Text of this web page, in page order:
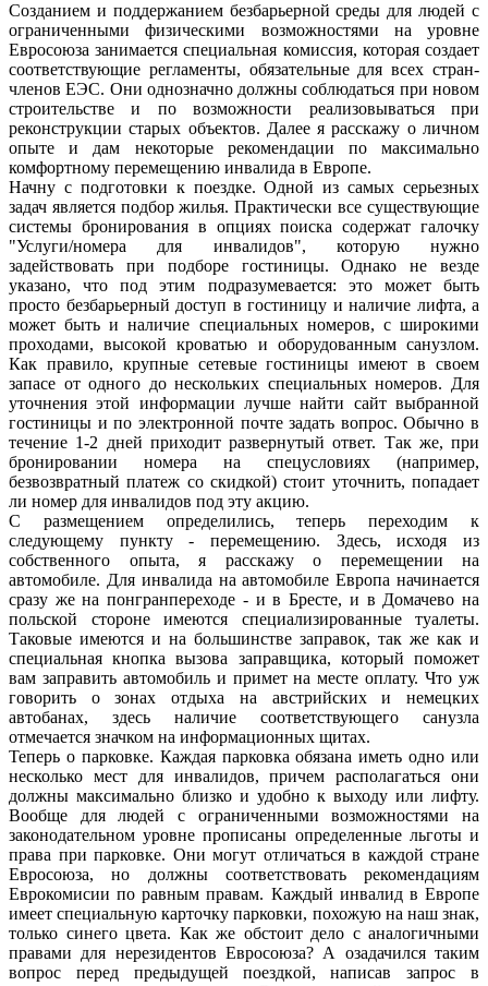
Созданием и поддержанием безбарьерной среды для людей с
ограниченными физическими возможностями на уровне
Евросоюза занимается специальная комиссия, которая создает
соответствующие регламенты, обязательные для всех стран-
членов ЕЭС. Они однозначно должны соблюдаться при новом
строительстве и по возможности реализовываться при
реконструкции старых объектов. Далее я расскажу о личном
опыте и дам некоторые рекомендации по максимально
комфортному перемещению инвалида в Европе.
Начну с подготовки к поездке. Одной из самых серьезных
задач является подбор жилья. Практически все существующие
системы бронирования в опциях поиска содержат галочку
"Услуги/номера для инвалидов", которую нужно
задействовать при подборе гостиницы. Однако не везде
указано, что под этим подразумевается: это может быть
просто безбарьерный доступ в гостиницу и наличие лифта, а
может быть и наличие специальных номеров, с широкими
проходами, высокой кроватью и оборудованным санузлом.
Как правило, крупные сетевые гостиницы имеют в своем
запасе от одного до нескольких специальных номеров. Для
уточнения этой информации лучше найти сайт выбранной
гостиницы и по электронной почте задать вопрос. Обычно в
течение 1-2 дней приходит развернутый ответ. Так же, при
бронировании номера на спецусловиях (например,
безвозвратный платеж со скидкой) стоит уточнить, попадает
ли номер для инвалидов под эту акцию.
С размещением определились, теперь переходим к
следующему пункту - перемещению. Здесь, исходя из
собственного опыта, я расскажу о перемещении на
автомобиле. Для инвалида на автомобиле Европа начинается
сразу же на понгранпереходе - и в Бресте, и в Домачево на
польской стороне имеются специализированные туалеты.
Таковые имеются и на большинстве заправок, так же как и
специальная кнопка вызова заправщика, который поможет
вам заправить автомобиль и примет на месте оплату. Что уж
говорить о зонах отдыха на австрийских и немецких
автобанах, здесь наличие соответствующего санузла
отмечается значком на информационных щитах.
Теперь о парковке. Каждая парковка обязана иметь одно или
несколько мест для инвалидов, причем располагаться они
должны максимально близко и удобно к выходу или лифту.
Вообще для людей с ограниченными возможностями на
законодательном уровне прописаны определенные льготы и
права при парковке. Они могут отличаться в каждой стране
Евросоюза, но должны соответствовать рекомендациям
Еврокомисии по равным правам. Каждый инвалид в Европе
имеет специальную карточку парковки, похожую на наш знак,
только синего цвета. Как же обстоит дело с аналогичными
правами для нерезидентов Евросоюза? А озадачился таким
вопрос перед предыдущей поездкой, написав запрос в